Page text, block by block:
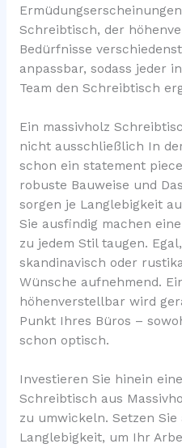
Schreibtisch, der
Bedürfnisse
anpassbar, sodass jeder
Team den Schreibtisch
Ein massivholz
nicht ausschließlich In
schon ein statement
robuste Bauweise und
sorgen je Langlebigkeit
Sie ausfindig machen
zu jedem Stil taugen.
skandinavisch oder
Wünsche aufnehmend.
höhenverstellbar wird
Punkt Ihres Büros –
schon optisch.
Investieren Sie hinein
Schreibtisch aus
zu umwickeln. Setzen
Langlebigkeit, um Ihr